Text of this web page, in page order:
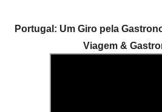
Portugal: Um Giro pela
Viagem &